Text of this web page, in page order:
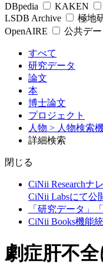
DBpedia
KAKEN
LSDB Archive
極地
OpenAIRE
公共デ
すべて
研究データ
論文
本
博士論文
プロジェクト
人物 > 人物検索
詳細検索
閉じる
CiNii Researchナ
CiNii Labsにて公
「研究データ」
CiNii Books機能
劇症肝不